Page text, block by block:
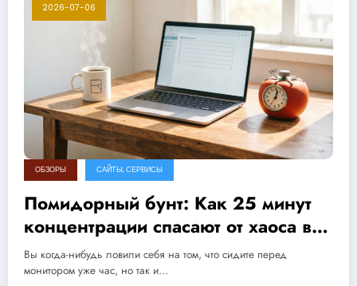
2026-07-06
ОБЗОРЫ САЙТЫ, СЕРВИСЫ
Помидорный бунт: Как 25 минут
концентрации спасают от хаоса в
голове
Вы когда-нибудь ловили себя на том, что сидите перед
монитором уже час, но так и…